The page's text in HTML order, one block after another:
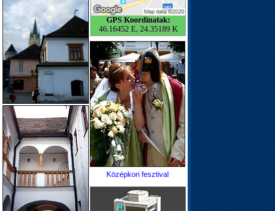
GPS Koordinatak:
46.16452 E, 24.35189 K
Középkori fesztival